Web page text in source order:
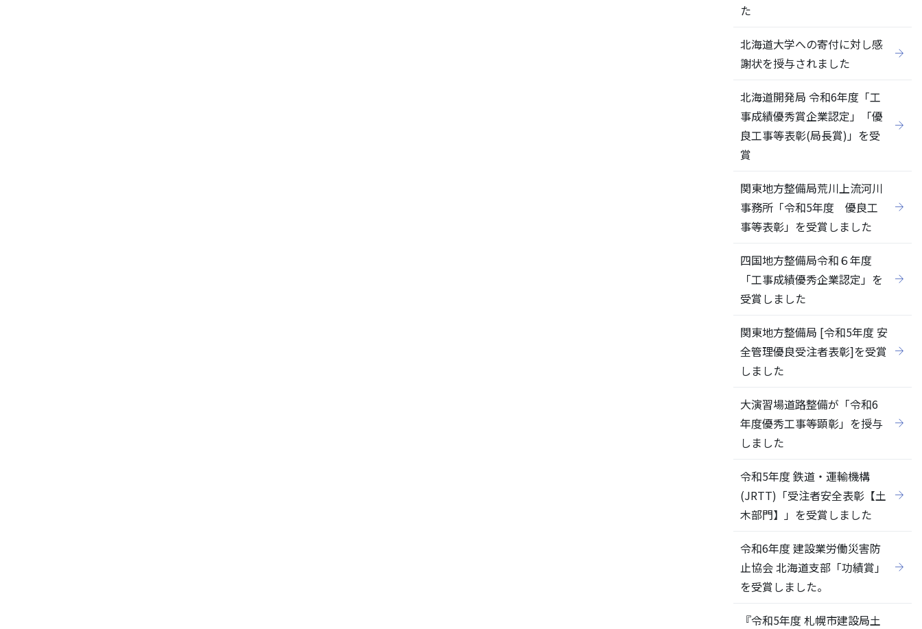
た
北海道大学への寄付に対し感
謝状を授与されました
北海道開発局 令和6年度「工
事成績優秀賞企業認定」「優
良工事等表彰(局長賞)」を受
賞
関東地方整備局荒川上流河川
事務所「令和5年度 優良工
事等表彰」を受賞しました
四国地方整備局令和６年度
「工事成績優秀企業認定」を
受賞しました
関東地方整備局 [令和5年度 安
全管理優良受注者表彰]を受賞
しました
大演習場道路整備が「令和6
年度優秀工事等顕彰」を授与
しました
令和5年度 鉄道・運輸機構
(JRTT)「受注者安全表彰【土
木部門】」を受賞しました
令和6年度 建設業労働災害防
止協会 北海道支部「功績賞」
を受賞しました。
『令和5年度 札幌市建設局土